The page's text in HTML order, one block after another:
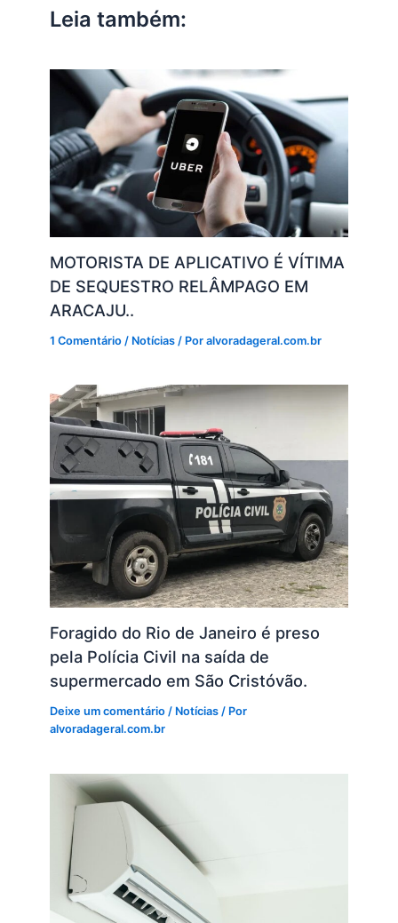
p o
k
Leia também:
MOTORISTA DE APLICATIVO É VÍTIMA
DE SEQUESTRO RELÂMPAGO EM
ARACAJU..
1 Comentário / Notícias / Poralvoradageral.com.br
Foragido do Rio de Janeiro é preso
pela Polícia Civil na saída de
supermercado em São Cristóvão.
Deixe um comentário / Notícias / Por
alvoradageral.com.br